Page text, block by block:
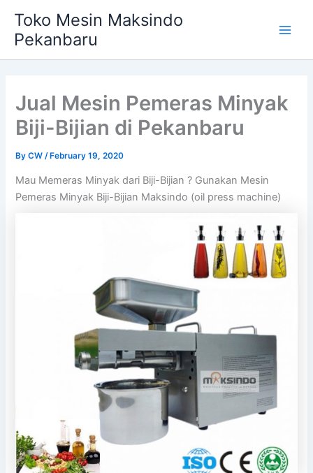
content
Toko Mesin Maksindo
Pekanbaru
Jual Mesin Pemeras Minyak
Biji-Bijian di Pekanbaru
ByCW/ February 19, 2020
Mau Memeras Minyak dari Biji-Bijian ? Gunakan Mesin
Pemeras Minyak Biji-Bijian Maksindo (oil press machine)